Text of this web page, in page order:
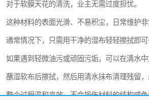
对于软膜天花的清洗，业主无需过度担忧。
这种材料的表面光滑、不易积尘，日常维护非
通常情况下，只需用干净的湿布轻轻擦拭即可
如果遇到轻微油污或顽固污垢，可以在清水中
蘸湿软布后擦拭，然后用清水抹布清理残留，
整个过程温和高效，不会损伤材料的结构或